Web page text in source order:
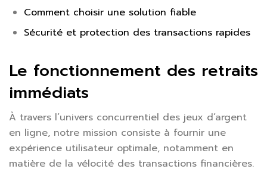
Comment choisir une solution fiable
Sécurité et protection des transactions rapides
Le fonctionnement des retraits
immédiats
À travers l’univers concurrentiel des jeux d’argent
en ligne, notre mission consiste à fournir une
expérience utilisateur optimale, notamment en
matière de la vélocité des transactions financières.